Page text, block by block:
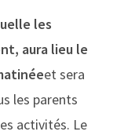
les
aura lieu le
et sera
les parents
activités. Le